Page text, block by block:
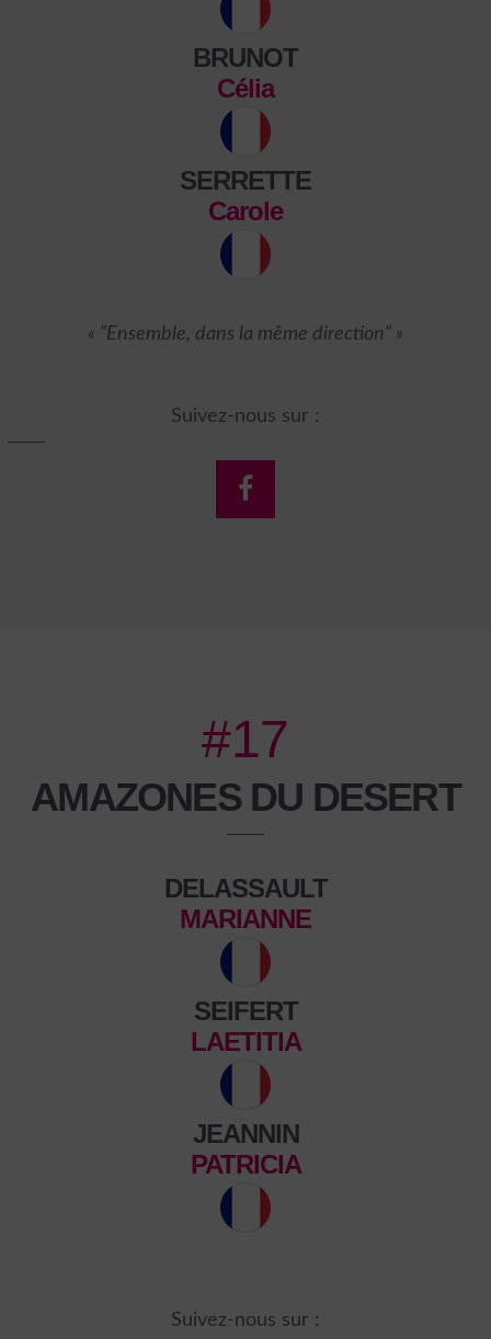
BRUNOT
Célia
SERRETTE
Carole
« "Ensemble, dans la même direction" »
Suivez-nous sur :
#17
AMAZONES DU DESERT
DELASSAULT
MARIANNE
SEIFERT
LAETITIA
JEANNIN
PATRICIA
Suivez-nous sur :